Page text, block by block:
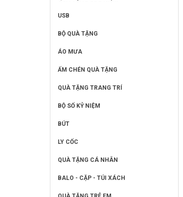
USB
BỘ QUÀ TẶNG
ÁO MƯA
ẤM CHÉN QUÀ TẶNG
QUÀ TẶNG TRANG TRÍ
BỘ SỐ KỶ NIỆM
BÚT
LY CỐC
QUÀ TẶNG CÁ NHÂN
BALO - CẶP - TÚI XÁCH